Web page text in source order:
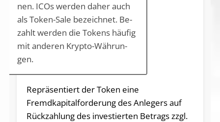
nen. ICOs wer­den da­her auch
als To­ken-Sa­le be­zeich­net. Be­
zahlt wer­den die To­kens häu­fig
mit an­de­ren Kryp­to-Wäh­run­
gen.
Repräsentiert der Token eine
Fremdkapitalforderung des Anlegers auf
Rückzahlung des investierten Betrags zzgl.